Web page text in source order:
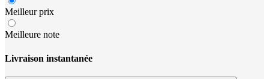
Meilleur prix
Meilleure note
Livraison instantanée